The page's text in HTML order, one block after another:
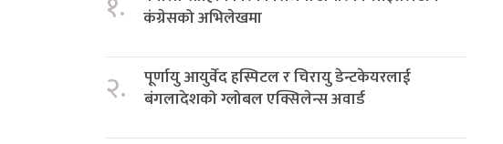
कंग्रेसको अभिलेखमा
२.
पूर्णायु आयुर्वेद हस्पिटल र चिरायु डेन्टकेयरलाई
बंगलादेशको ग्लोबल एक्सिलेन्स अवार्ड